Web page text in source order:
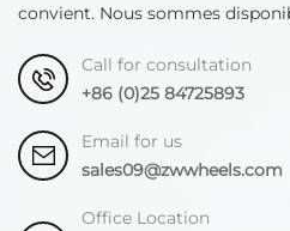
convient. Nous sommes
Call for consultation
+86 (0)25 84725893
Email for us
sales09@zwwheels.com
Office Location